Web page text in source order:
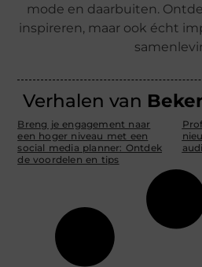
mode en daarbuiten.
inspireren, maar ook écht
Verhalen van
Breng je engagement naar
een hoger niveau met een
social media planner: Ontdek
de voordelen en tips